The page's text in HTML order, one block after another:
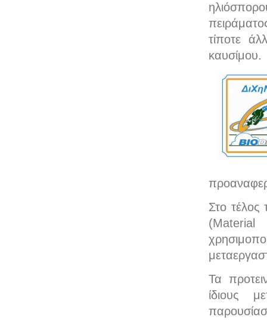
τίποτε
καυσίμου.
Στο τέλος
Τα
ίδιους